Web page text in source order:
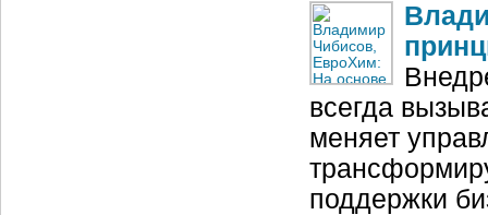
всегда
меняет
поддержки